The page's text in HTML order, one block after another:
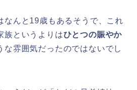
なんと19歳もあるそうで、これ
族というよりはひとつの賑やか
な雰囲気だったのではないでし